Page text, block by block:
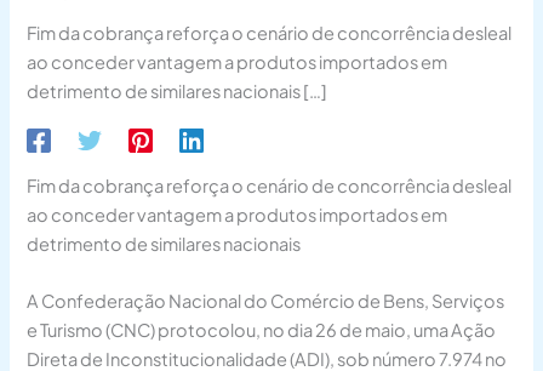
Fim da cobrança reforça o cenário de concorrência desleal
ao conceder vantagem a produtos importados em
detrimento de similares nacionais […]
Fim da cobrança reforça o cenário de concorrência desleal
ao conceder vantagem a produtos importados em
detrimento de similares nacionais
A Confederação Nacional do Comércio de Bens, Serviços
e Turismo (CNC) protocolou, no dia 26 de maio, uma Ação
Direta de Inconstitucionalidade (ADI), sob número 7.974 no